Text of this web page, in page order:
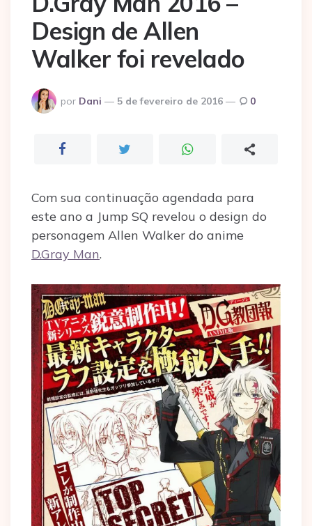
Design de Allen
Walker foi revelado
Postado
por
por Dani 5 de fevereiro de 2016 0
Com sua continuação agendada para
este ano a Jump SQ revelou o design do
personagem Allen Walker do anime
D.Gray Man.